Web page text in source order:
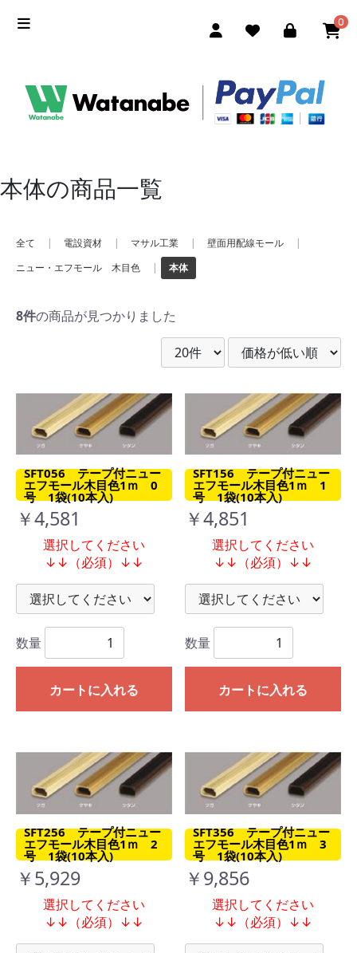
0
本体の商品一覧
全て | 電設資材 | マサル工業 | 壁面用配線モール
|
ニュー・エフモール 木目色
| 本体
8件の商品が見つかりました
SFT056 テープ付ニュー
エフモール木目色1ｍ 0
号 1袋(10本入)
￥4,581
選択してください
↓↓（必須）↓↓
数量
カートに入れる
SFT156 テープ付ニュー
エフモール木目色1ｍ 1
号 1袋(10本入)
￥4,851
選択してください
↓↓（必須）↓↓
数量
カートに入れる
SFT256 テープ付ニュー
エフモール木目色1ｍ 2
号 1袋(10本入)
￥5,929
選択してください
↓↓（必須）↓↓
SFT356 テープ付ニュー
エフモール木目色1ｍ 3
号 1袋(10本入)
￥9,856
選択してください
↓↓（必須）↓↓